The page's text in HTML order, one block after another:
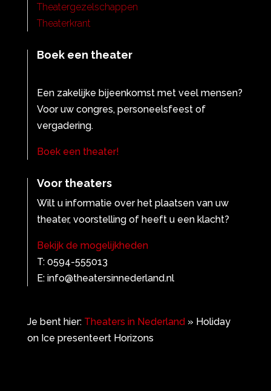
Theatergezelschappen
Theaterkrant
Boek een theater
Een zakelijke bijeenkomst met veel mensen?
Voor uw congres, personeelsfeest of
vergadering.
Boek een theater!
Voor theaters
Wilt u informatie over het plaatsen van uw
theater, voorstelling of heeft u een klacht?
Bekijk de mogelijkheden
T: 0594-555013
E: info@theatersinnederland.nl
Je bent hier: Theaters in Nederland» Holiday
on Ice presenteert Horizons